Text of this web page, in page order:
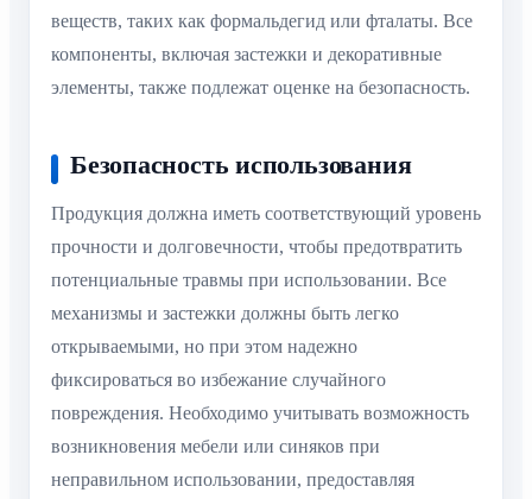
веществ, таких как формальдегид или фталаты. Все
компоненты, включая застежки и декоративные
элементы, также подлежат оценке на безопасность.
Безопасность использования
Продукция должна иметь соответствующий уровень
прочности и долговечности, чтобы предотвратить
потенциальные травмы при использовании. Все
механизмы и застежки должны быть легко
открываемыми, но при этом надежно
фиксироваться во избежание случайного
повреждения. Необходимо учитывать возможность
возникновения мебели или синяков при
неправильном использовании, предоставляя